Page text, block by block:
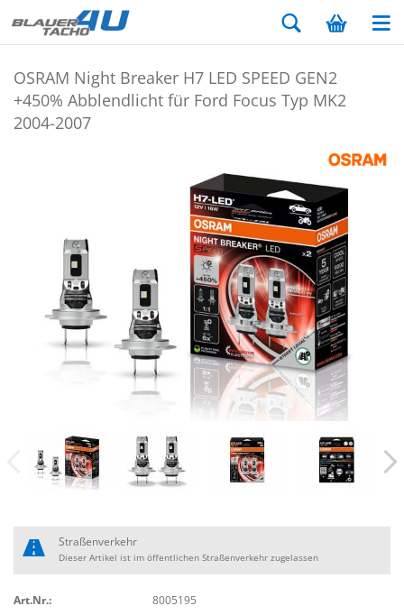
OSRAM Night Brea­ker H7 LED SPEED GEN2
+450% Ab­blend­licht für Ford Focus Typ MK2
2004-​2007
Art.Nr.:
8005195
Straßenverkehr
Dieser Artikel ist im öffentlichen Straßenverkehr zugelassen